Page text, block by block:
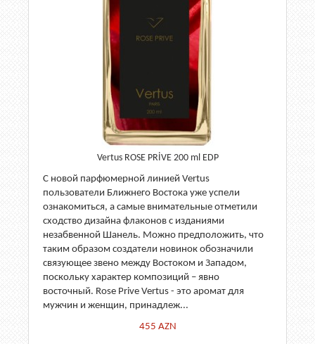
Vertus ROSE PRİVE 200 ml EDP
С новой парфюмерной линией Vertus
пользователи Ближнего Востока уже успели
ознакомиться, а самые внимательные отметили
сходство дизайна флаконов с изданиями
незабвенной Шанель. Можно предположить, что
таким образом создатели новинок обозначили
связующее звено между Востоком и Западом,
поскольку характер композиций – явно
восточный. Rose Prive Vertus - это аромат для
мужчин и женщин, принадлеж...
455 AZN